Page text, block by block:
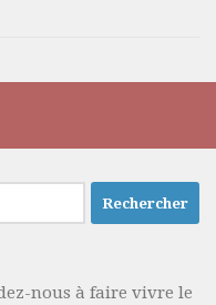
nous à faire vivre le